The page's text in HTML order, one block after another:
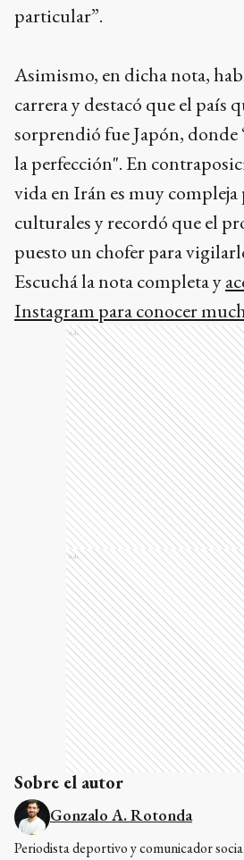
particular”.
Asimismo, en dicha nota,
carrera y destacó que el país
sorprendió fue Japón,
la perfección". En
vida en Irán es muy
culturales y recordó que el
puesto un chofer para
Escuchá la nota completa y
Instagram para conocer
Ads
Ads
Sobre el autor
Gonzalo A. Rotonda
Periodista deportivo y comunicador